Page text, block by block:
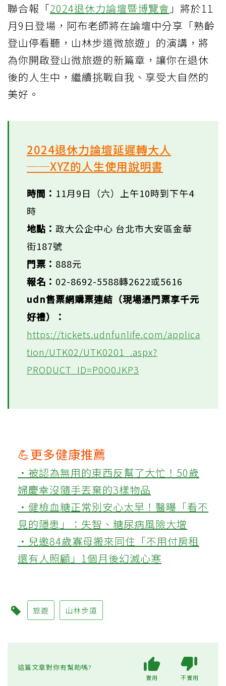
聯合報「2024退休力論壇暨博覽會 」將於11
月9日登場，阿布老師將在論壇中分享「熟齡
登山停看聽，山林步道微旅遊」的演講，將
為你開啟登山微旅遊的新篇章，讓你在退休
後的人生中，繼續挑戰自我、享受大自然的
美好。
2024退休力論壇延遲轉大人
──XYZ的人生使用說明書
時間： 11月9日（六）上午10時到下午4
時
地點： 政大公企中心 台北市大安區金華
街187號
門票： 888元
報名： 02-8692-5588轉2622或5616
udn售票網購票連結（現場憑門票享千元
好禮）：
https://tickets.udnfunlife.com/applica
tion/UTK02/UTK0201_.aspx?
PRODUCT_ID=P0O0JKP3
💪更多健康推薦
‧被認為無用的東西反幫了大忙！50歲
婦慶幸沒隨手丟棄的3樣物品
‧健檢血糖正常別安心太早！醫曝「看不
見的隱患」：失智、糖尿病風險大增
‧兒邀84歲寡母搬來同住「不用付房租
還有人照顧」1個月後幻滅心寒
旅遊 山林步道
這篇文章對你有幫助嗎?
實用 不實用